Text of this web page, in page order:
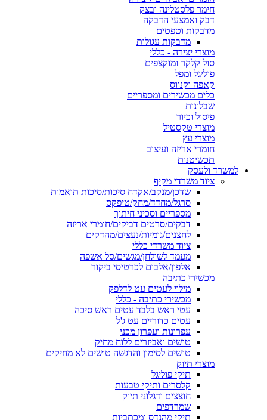
חימר פלסטלינה ובצק
דבק ואמצעי הדבקה
מדבקות וטפטים
מדבקות עגולות
מוצרי יצירה - כללי
סול קלקר ומוקצפים
פוליגל ומפל
קאפה וקנווס
כלים מכשירים ומספריים
שבלונות
פיסול וכיור
מוצרי טקסטיל
מוצרי עץ
חומרי אריזה ועיצוב
תכשיטנות
למשרד ולעסק
ציוד משרדי מקיף
שדכן/מנקב/אקדח סיכות/סיכות תואמות
סרגל/מחדד/מחק/טיפקס
מספריים וסכיני חיתוך
דבקים/סרטים דביקים/חומרי אריזה
לחצנים/גומיות/נעצים/מהדקים
ציוד משרדי כללי
מעמד לשולחן/מגשים/סל אשפה
אלפון/אלבום לכרטיסי ביקור
מכשירי כתיבה
מילוי לעטים עט לדלפק
מכשירי כתיבה - כללי
עטי ראש בלבד עטים ראש סיכה
עטים כדוריים עט ג'ל
עפרונות ועפרון מכני
טושים ואביזרים ללוח מחיק
טושים לסימון והדגשה טושים לא מחיקים
מוצרי תיוק
תיקי פוליגל
קלסרים ותיקי טבעות
חוצצים ודגלוני תיוק
שמרדפים
תיקי מהנדס ומכתביות